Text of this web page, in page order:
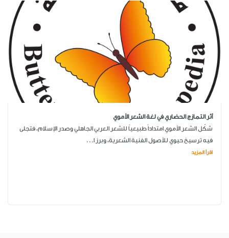
أثر التمازج الحضاري في لغة الشعر الأموي
شكّل الشعر الأموي امتداداً طبيعياً للشعر العربي الجاهلي وصدر الإسلام، فتجلى
فيه ترسيخ حيوي للأصول الفنية الشعرية، وبرز ا...
اقرأ المزيد